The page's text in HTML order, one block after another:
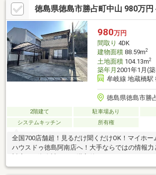
徳島県徳島市勝占町中山 980万円
980万円
間取り 4DK
建物面積88.59m2
土地面積104.13m2
築年月 2001年1月(
牟岐線 地蔵橋駅
徳島県徳島市勝
2階建て 駐車場あり
システムキッチン
所有権
全国700店舗超！見るだけ聞くだけOK！マイホー
ハウスドゥ徳島阿南店へ！大手ならではの情報力
任せください！